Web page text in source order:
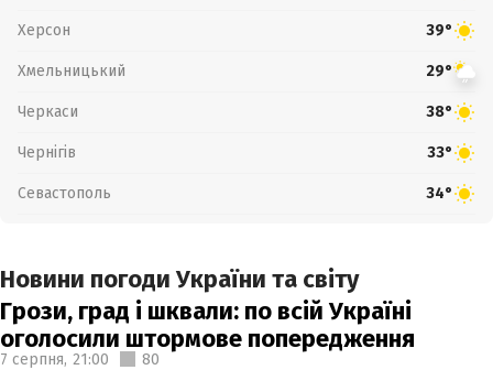
Херсон 39°
Хмельницький 29°
Черкаси 38°
Чернігів 33°
Севастополь 34°
Новини погоди України та світу
Грози, град і шквали: по всій Україні
оголосили штормове попередження
7 серпня, 21:00 80